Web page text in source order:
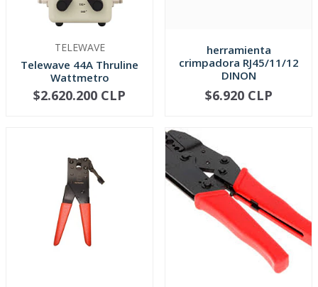
TELEWAVE
Telewave 44A Thruline
Wattmetro
+
$2.620.200 CLP
herramienta
crimpadora RJ45/11/12
DINON
NO DISPONIBLE
$6.920 CLP